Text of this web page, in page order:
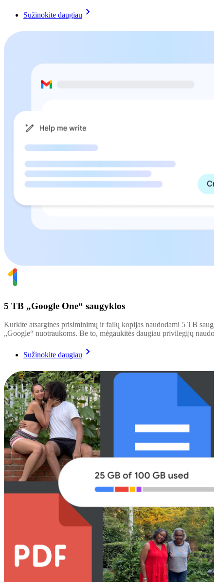
Sužinokite daugiau
5 TB „Google One“ saugyklos
Kurkite atsargines prisiminimų ir failų kopijas naudodami 5 TB
„Google“ nuotraukoms. Be to, mėgaukitės daugiau privilegijų
Sužinokite daugiau